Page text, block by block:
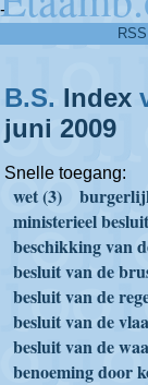
-
RSS
B.S. Index
juni 2009
Snelle toegang:
wet (3)
ministerieel
beschikking van
besluit van de
besluit van de
besluit van de
besluit van de
benoeming door